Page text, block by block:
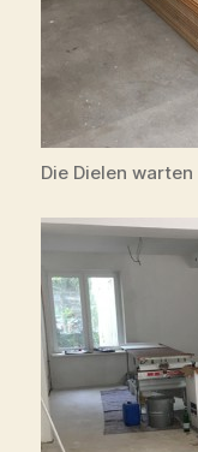
Die Dielen